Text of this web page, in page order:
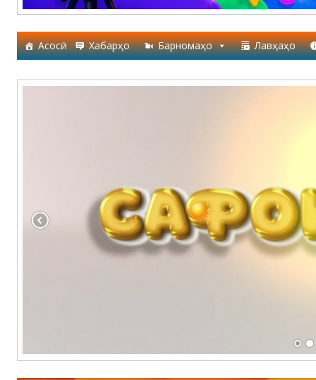
Асосӣ Хабарҳо Барномаҳо Лавҳаҳо